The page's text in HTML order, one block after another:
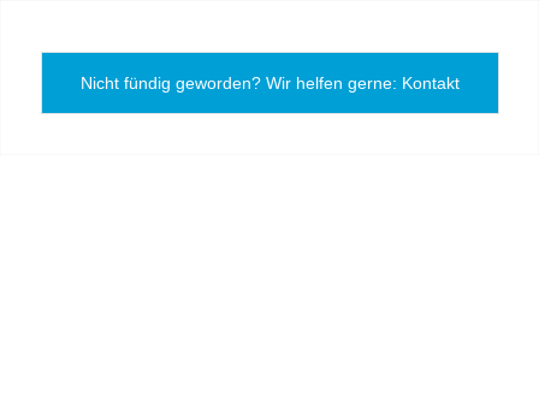
Nicht fündig geworden? Wir helfen gerne: Kontakt